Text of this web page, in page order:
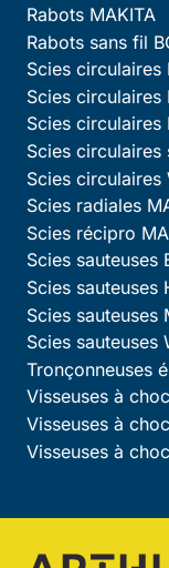
Rabots MAKITA
Rabots sans fil
Scies circulaires
Scies circulaires
Scies circulaires
Scies circulaires
Scies circulaires
Scies radiales
Scies récipro
Scies sauteuses
Scies sauteuses
Scies sauteuses
Scies sauteuses
Tronçonneuses
Visseuses à
Visseuses à
Visseuses à